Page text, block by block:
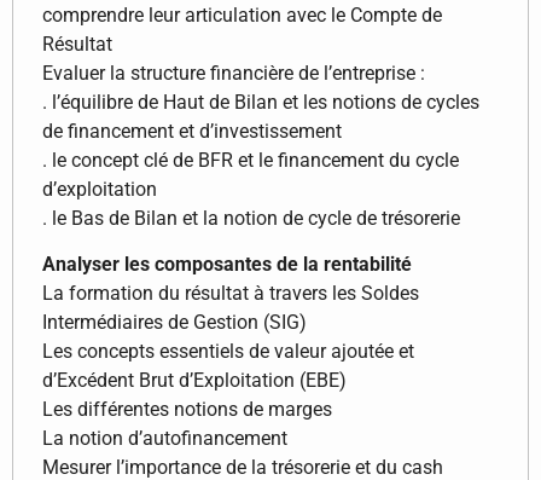
comprendre leur articulation avec le Compte de
Résultat
Evaluer la structure financière de l’entreprise :
. l’équilibre de Haut de Bilan et les notions de cycles
de financement et d’investissement
. le concept clé de BFR et le financement du cycle
d’exploitation
. le Bas de Bilan et la notion de cycle de trésorerie
Analyser les composantes de la rentabilité
La formation du résultat à travers les Soldes
Intermédiaires de Gestion (SIG)
Les concepts essentiels de valeur ajoutée et
d’Excédent Brut d’Exploitation (EBE)
Les différentes notions de marges
La notion d’autofinancement
Mesurer l’importance de la trésorerie et du cash